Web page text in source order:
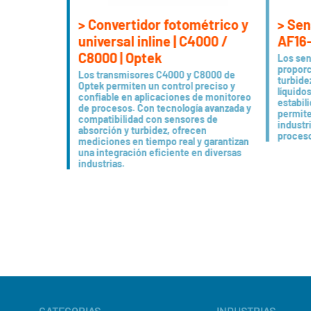
(USP clase VI) sin necesidad
diseño garantiza un flujo
aseguramiento hidrostático
Adaptador para electrodos
Orientación de los
Conexión a tierra para
Concebido para aumentar
Apropiado para la mayoría
12 grados
El PF12, que se instala en
> Convertidor fotométrico y
universal inline | C4000 /
C8000 | Optek
Los transmisores C4000 y C8000 de
Optek permiten un control preciso y
confiable en aplicaciones de monitoreo
de procesos. Con tecnología avanzada y
compatibilidad con sensores de
absorción y turbidez, ofrecen
mediciones en tiempo real y garantizan
una integración eficiente en diversas
industrias.
>
Los